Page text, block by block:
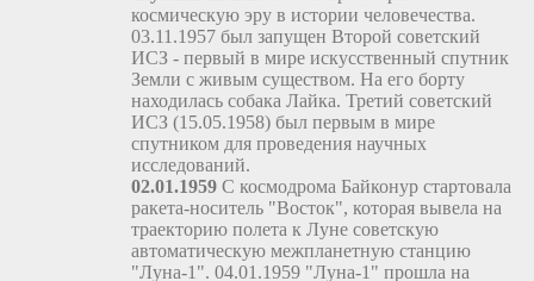
космическую эру в истории человечества.
03.11.1957 был запущен Второй советский
ИСЗ - первый в мире искусственный спутник
Земли с живым существом. На его борту
находилась собака Лайка. Третий советский
ИСЗ (15.05.1958) был первым в мире
спутником для проведения научных
исследований.
02.01.1959 С космодрома Байконур стартовала
ракета-носитель "Восток", которая вывела на
траекторию полета к Луне советскую
автоматическую межпланетную станцию
"Луна-1". 04.01.1959 "Луна-1" прошла на